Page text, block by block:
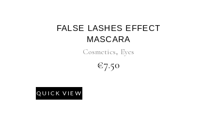
FALSE LASHES EFFECT
MASCARA
Cosmetics, Eyes
€7.50
QUICK VIEW